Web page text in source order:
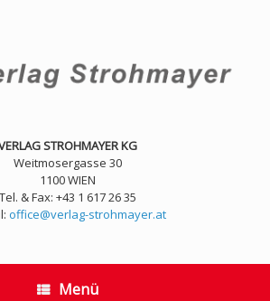
STROHMAYER KG
Weitmosergasse 30
1100 WIEN
Tel. & Fax: +43 1 617 26 35
office@verlag-strohmayer.at
Menü